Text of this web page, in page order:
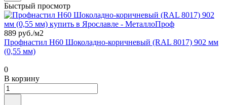
Быстрый просмотр
889 руб./м2
Профнастил Н60 Шоколадно-коричневый (RAL 8017) 902 мм
(0,55 мм)
0
В корзину